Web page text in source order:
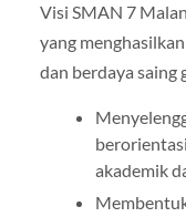
Visi SMAN 7
yang
dan berdaya saing
akademik